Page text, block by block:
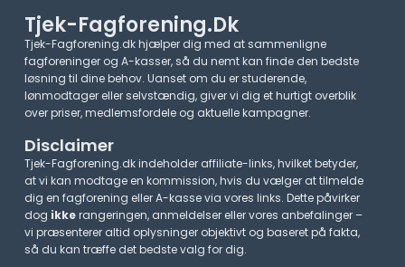
Tjek-Fagforening.dk
Tjek-Fagforening.dk hjælper dig med at sammenligne
fagforeninger og A-kasser, så du nemt kan finde den bedste
løsning til dine behov. Uanset om du er studerende,
lønmodtager eller selvstændig, giver vi dig et hurtigt overblik
over priser, medlemsfordele og aktuelle kampagner.​
Disclaimer
Tjek-Fagforening.dk indeholder affiliate-links, hvilket betyder,
at vi kan modtage en kommission, hvis du vælger at tilmelde
dig en fagforening eller A-kasse via vores links. Dette påvirker
dog ikkerangeringen, anmeldelser eller vores anbefalinger –
vi præsenterer altid oplysninger objektivt og baseret på fakta,
så du kan træffe det bedste valg for dig.